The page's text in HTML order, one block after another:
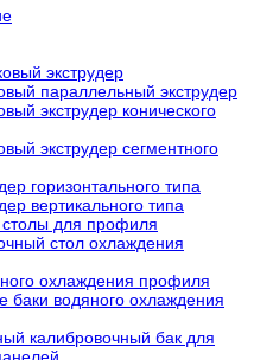
экструдер
параллельный экструдер
экструдер конического
экструдер сегментного
горизонтального типа
вертикального типа
для профиля
стол охлаждения
охлаждения профиля
баки водяного охлаждения
калибровочный бак для